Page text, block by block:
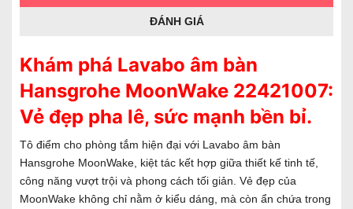
ĐÁNH GIÁ
Khám phá Lavabo âm bàn
Hansgrohe MoonWake 22421007:
Vẻ đẹp pha lê, sức mạnh bền bỉ.
Tô điểm cho phòng tắm hiện đại với Lavabo âm bàn
Hansgrohe MoonWake, kiệt tác kết hợp giữa thiết kế tinh tế,
công năng vượt trội và phong cách tối giản. Vẻ đẹp của
MoonWake không chỉ nằm ở kiểu dáng, mà còn ẩn chứa trong